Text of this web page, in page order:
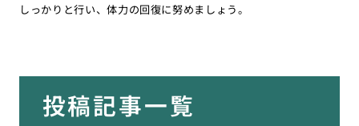
しっかりと行い、体力の回復に努めましょう。
投稿記事一覧